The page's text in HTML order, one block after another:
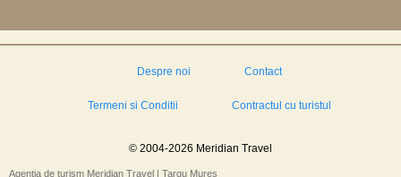
Despre noi Contact
Termeni si Conditii Contractul cu turistul
© 2004-2026 Meridian Travel
Agentia de turism Meridian Travel | Targu Mures